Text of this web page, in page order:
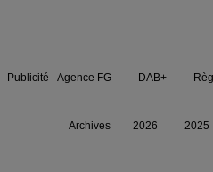
Publicité - Agence FG DAB+
Archives 2026 2025